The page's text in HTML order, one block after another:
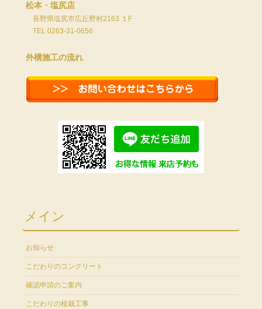
松本・塩尻店
長野県塩尻市広丘野村2163 １F
TEL 0263-31-0656
外構施工の流れ
メイン
お知らせ
こだわりのコンクリート
確認申請のご案内
こだわりの植栽工事